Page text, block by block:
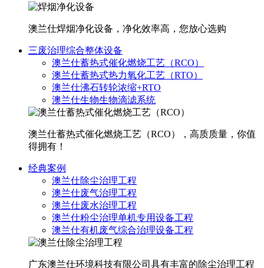
澳兰仕焊烟净化设备，净化效率高，您放心选购
三废治理综合整体设备
澳兰仕蓄热式催化燃烧工艺（RCO）
澳兰仕蓄热式热力氧化工艺（RTO）
澳兰仕沸石转轮浓缩+RTO
澳兰仕生物生物滴滤系统
澳兰仕蓄热式催化燃烧工艺（RCO），高质质量，你值
得拥有！
经典案例
澳兰仕除尘治理工程
澳兰仕废气治理工程
澳兰仕废水治理工程
澳兰仕粉尘治理单机专用设备工程
澳兰仕有机废气综合治理设备工程
广东澳兰仕环境科技有限公司具有丰富的除尘治理工程